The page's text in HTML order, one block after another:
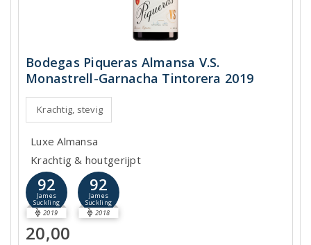
Bodegas Piqueras Almansa V.S.
Monastrell-Garnacha Tintorera 2019
Krachtig, stevig
Luxe Almansa
Krachtig & houtgerijpt
92
James
Suckling
2019
92
James
Suckling
2018
20,00